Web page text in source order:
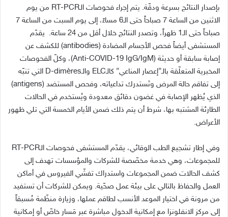
بإصدار النتائج بسرعة ودقّة. يتم إجراء فحوصات الـRT-PCR من يوم
الاثنين من الساعة 7 صباحاً حتى الـ6 مساءً، إلى يوم السبت من الساعة 7
صباحاً حتى الـ1 ظهراً، وتصدر النتائج خلال أقل من 24 ساعة. يقدّم
المستشفى أيضاً فحص الأجسام المضادة (antibodies) للكشف عن
إصابة سابقة أو حديثة (Anti-COVID-19 IgG/IgM)، وكلّ الفحوصات
المخبرية المتعلّقة بالـ”إعصار المناعي” كالـELC والـD-dimères التي تنبّه
إلى تفاقم حالة المرض وتَستدرك تداعياته، وفحص المستضد (antigens)
الذي يُظهر الإصابة في غضون دقائق معدودة ويُستخدم في الحالات
الطارئة المشتبه بها، شرط أن يتم ذلك ضمن الأيام الخمسة التي تلي ظهور
الأعراض.
وفي إطار تشجيع الطب الوقائي، يقدّم المستشفى فحوصات الـRT-PCR
للمجموعات، وهي خدمة مخصّصة للشركات والمؤسسات تهدف إلى
كشف الحالات ضمن المجموعات واستدراك تفشّي الفيروس في أماكن
العمل والحفاظ بالتالي على بيئة عمل صحّية. ويمكن للشركات أن تستفيد
من مرونة في اختيار الموعد الأنسب لطاقم عملها، وزيارة منظّمة مُسبقاً
إلى مركز الانفلونزا مع إمكانية الدخول مباشرة عبر مَسار خاصّ أو إمكانية